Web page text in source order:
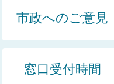
市政へのご意見
窓口受付時間